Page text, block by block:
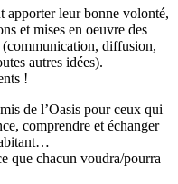
apporter leur bonne volonté,
et mises en oeuvre des
diffusion,
autres idées).
!
de l’Oasis pour ceux qui
comprendre et échanger
que chacun voudra/pourra